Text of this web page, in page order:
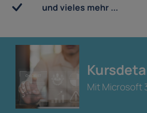
und vieles mehr ...
Mit Microsoft